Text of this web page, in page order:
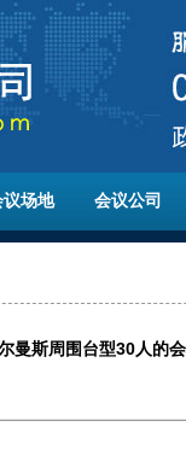
议场地 会议公司
曼斯周围台型30人的